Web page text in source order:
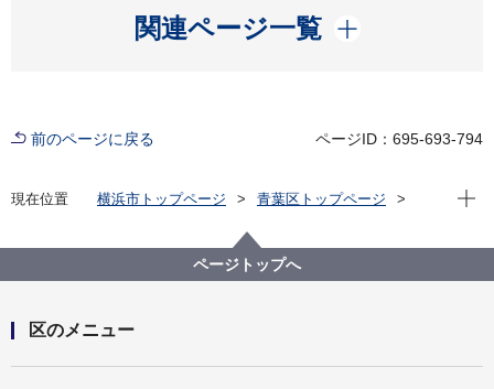
関連ページ一覧
開く
前のページに戻る ページID：695-693-794
現在位置 横浜市トップページ
青葉区トップページ
青葉区のハザードマップ
現在
ページトップへ
区のメニュー